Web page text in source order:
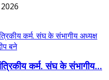
कर्म. संघ के संभागीय...